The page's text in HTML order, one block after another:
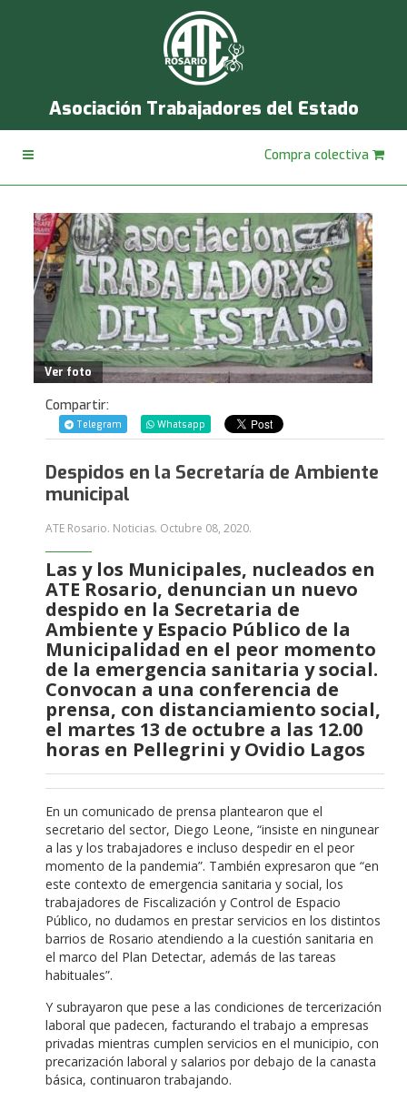
Asociación Trabajadores del Estado
Compra colectiva
Ver foto
Compartir:
Telegram Whatsapp
Despidos en la Secretaría de Ambiente
municipal
ATE Rosario. Noticias. Octubre 08, 2020.
Las y los Municipales, nucleados en
ATE Rosario, denuncian un nuevo
despido en la Secretaria de
Ambiente y Espacio Público de la
Municipalidad en el peor momento
de la emergencia sanitaria y social.
Convocan a una conferencia de
prensa, con distanciamiento social,
el martes 13 de octubre a las 12.00
horas en Pellegrini y Ovidio Lagos
En un comunicado de prensa plantearon que el
secretario del sector, Diego Leone, “insiste en ningunear
a las y los trabajadores e incluso despedir en el peor
momento de la pandemia”. También expresaron que “en
este contexto de emergencia sanitaria y social, los
trabajadores de Fiscalización y Control de Espacio
Público, no dudamos en prestar servicios en los distintos
barrios de Rosario atendiendo a la cuestión sanitaria en
el marco del Plan Detectar, además de las tareas
habituales”.
Y subrayaron que pese a las condiciones de tercerización
laboral que padecen, facturando el trabajo a empresas
privadas mientras cumplen servicios en el municipio, con
precarización laboral y salarios por debajo de la canasta
básica, continuaron trabajando.